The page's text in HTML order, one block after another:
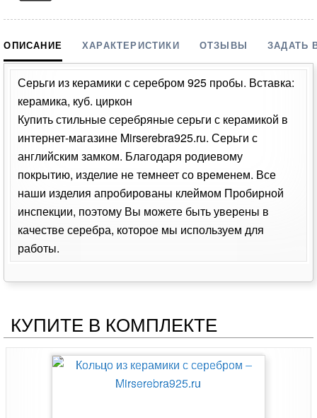
ОПИСАНИЕ ХАРАКТЕРИСТИКИ ОТЗЫВЫ ЗАДАТЬ
Серьги из керамики с серебром 925 пробы. Вставка:
керамика, куб. циркон
Купить стильные серебряные серьги с керамикой в
интернет-магазине Mirserebra925.ru. Серьги с
английским замком. Благодаря родиевому
покрытию, изделие не темнеет со временем. Все
наши изделия апробированы клеймом Пробирной
инспекции, поэтому Вы можете быть уверены в
качестве серебра, которое мы используем для
работы.
КУПИТЕ В КОМПЛЕКТЕ